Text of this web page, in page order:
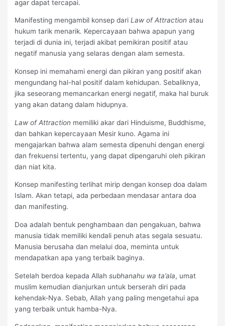
agar dapat tercapai.
Manifesting mengambil konsep dariLaw of Attractionatau
hukum tarik menarik. Kepercayaan bahwa apapun yang
terjadi di dunia ini, terjadi akibat pemikiran positif atau
negatif manusia yang selaras dengan alam semesta.
Konsep ini memahami energi dan pikiran yang positif akan
mengundang hal-hal positif dalam kehidupan. Sebaliknya,
jika seseorang memancarkan energi negatif, maka hal buruk
yang akan datang dalam hidupnya.
Law of Attraction memiliki akar dari Hinduisme, Buddhisme,
dan bahkan kepercayaan Mesir kuno. Agama ini
mengajarkan bahwa alam semesta dipenuhi dengan energi
dan frekuensi tertentu, yang dapat dipengaruhi oleh pikiran
dan niat kita.
Konsep manifesting terlihat mirip dengan konsep doa dalam
Islam. Akan tetapi, ada perbedaan mendasar antara doa
dan manifesting.
Doa adalah bentuk penghambaan dan pengakuan, bahwa
manusia tidak memiliki kendali penuh atas segala sesuatu.
Manusia berusaha dan melalui doa, meminta untuk
mendapatkan apa yang terbaik baginya.
Setelah berdoa kepada Allahsubhanahu wa ta’ala, umat
muslim kemudian dianjurkan untuk berserah diri pada
kehendak-Nya. Sebab, Allah yang paling mengetahui apa
yang terbaik untuk hamba-Nya.